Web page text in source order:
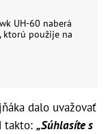
UH-60 naberá
ktorú použije na
dalo uvažovať
takto: „Súhlasíte s